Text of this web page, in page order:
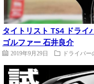
タイトリスト TS4 ドライ
ゴルファー 石井良介
2019年9月29日 ドライバー